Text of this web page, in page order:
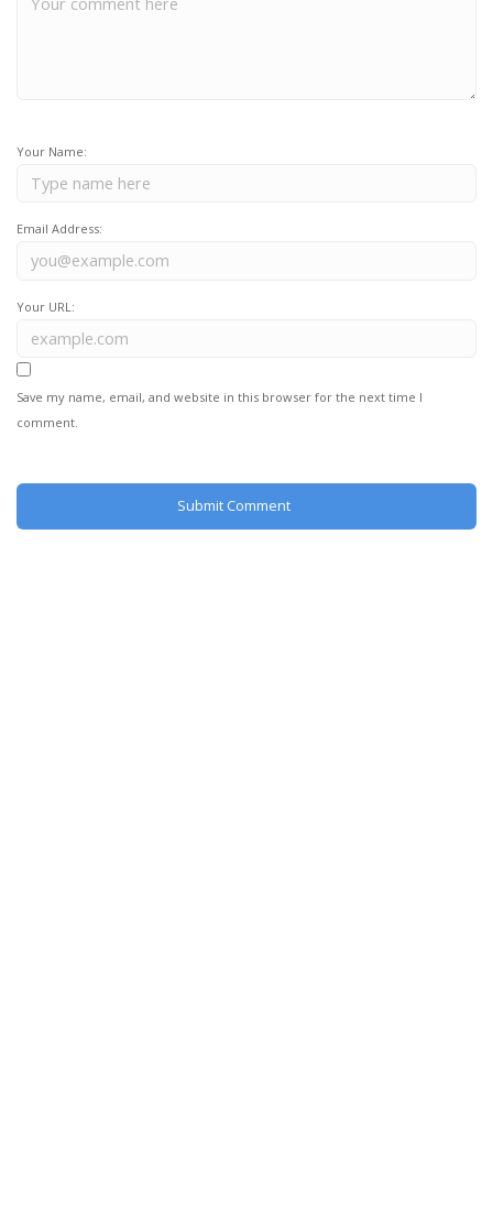
Your Name:
Email Address:
Your URL:
Save my name, email, and website in this browser for the next time I
comment.